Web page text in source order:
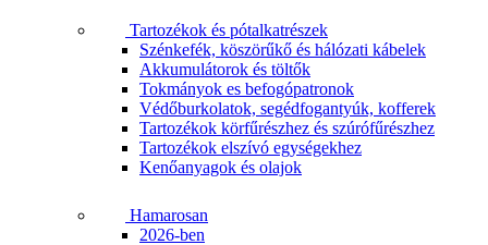
Tartozékok és pótalkatrészek
Szénkefék, köszörűkő és hálózati kábelek
Akkumulátorok és töltők
Tokmányok es befogópatronok
Védőburkolatok, segédfogantyúk, kofferek
Tartozékok körfűrészhez és szúrófűrészhez
Tartozékok elszívó egységekhez
Kenőanyagok és olajok
Hamarosan
2026-ben